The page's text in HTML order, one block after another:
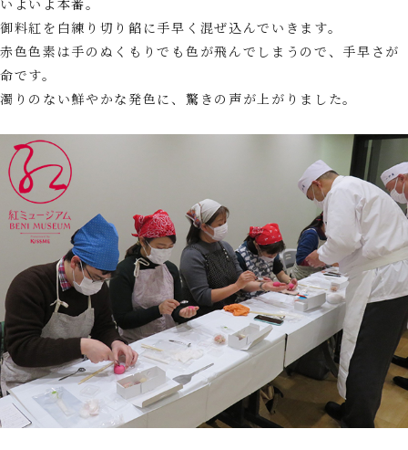
御料紅を白練り切り餡に手早く混ぜ込んでいきます。
赤色色素は手のぬくもりでも色が飛んでしまうので、手早さが
命です。
濁りのない鮮やかな発色に、驚きの声が上がりました。